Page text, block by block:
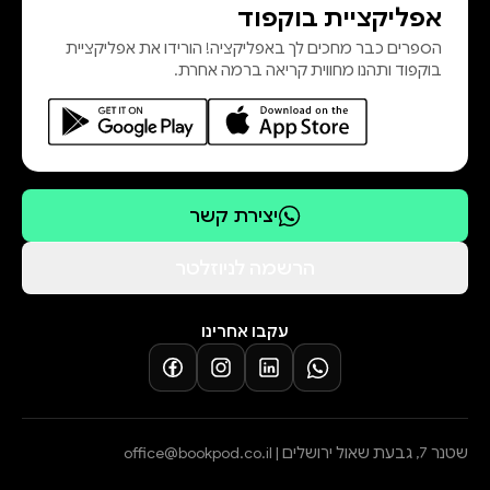
אפליקציית בוקפוד
הספרים כבר מחכים לך באפליקציה! הורידו את אפליקציית
בוקפוד ותהנו מחווית קריאה ברמה אחרת.
יצירת קשר
עקבו אחרינו
שטנר 7, גבעת שאול ירושלים | office@bookpod.co.il